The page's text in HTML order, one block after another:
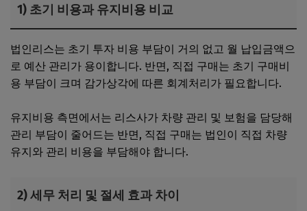
1) 초기 비용과 유지비용 비교
법인리스는 초기 투자 비용 부담이 거의 없고 월 납입금액으
로 예산 관리가 용이합니다. 반면, 직접 구매는 초기 구매비
용 부담이 크며 감가상각에 따른 회계처리가 필요합니다.
유지비용 측면에서는 리스사가 차량 관리 및 보험을 담당해
관리 부담이 줄어드는 반면, 직접 구매는 법인이 직접 차량
유지와 관리 비용을 부담해야 합니다.
2) 세무 처리 및 절세 효과 차이